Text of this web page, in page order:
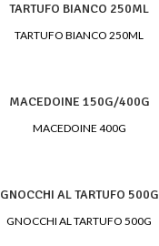
TARTUFO BIANCO 250ML
TARTUFO BIANCO 250ML
MACEDOINE 150G/400G
MACEDOINE 400G
GNOCCHI AL TARTUFO 500G
GNOCCHI AL TARTUFO 500G